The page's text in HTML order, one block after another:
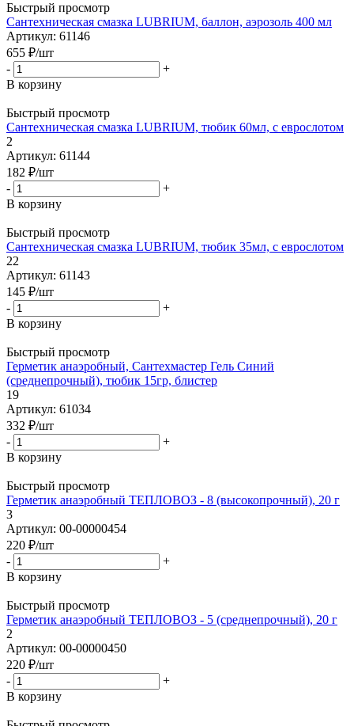
Быстрый просмотр
Сантехническая смазка LUBRIUM, баллон, аэрозоль 400 мл
Артикул: 61146
655 ₽/шт
-
+
В корзину
Быстрый просмотр
Сантехническая смазка LUBRIUM, тюбик 60мл, с еврослотом
2
Артикул: 61144
182 ₽/шт
-
+
В корзину
Быстрый просмотр
Сантехническая смазка LUBRIUM, тюбик 35мл, с еврослотом
22
Артикул: 61143
145 ₽/шт
-
+
В корзину
Быстрый просмотр
Герметик анаэробный, Сантехмастер Гель Синий
(среднепрочный), тюбик 15гр, блистер
19
Артикул: 61034
332 ₽/шт
-
+
В корзину
Быстрый просмотр
Герметик анаэробный ТЕПЛОВОЗ - 8 (высокопрочный), 20 г
3
Артикул: 00-00000454
220 ₽/шт
-
+
В корзину
Быстрый просмотр
Герметик анаэробный ТЕПЛОВОЗ - 5 (среднепрочный), 20 г
2
Артикул: 00-00000450
220 ₽/шт
-
+
В корзину